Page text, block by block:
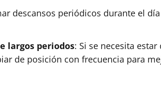
descansos periódicos durante el
largos periodos: Si se necesita
de posición con frecuencia para